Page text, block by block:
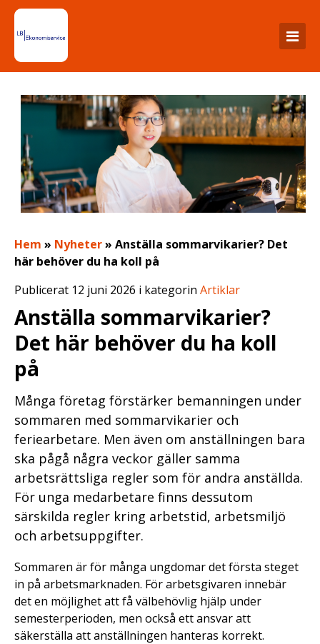
Hem » Nyheter» Anställa sommarvikarier? Det
här behöver du ha koll på
Publicerat 12 juni 2026 i kategorin Artiklar
Anställa sommarvikarier?
Det här behöver du ha koll
på
Många företag förstärker bemanningen under
sommaren med sommarvikarier och
feriearbetare. Men även om anställningen bara
ska pågå några veckor gäller samma
arbetsrättsliga regler som för andra anställda.
För unga medarbetare finns dessutom
särskilda regler kring arbetstid, arbetsmiljö
och arbetsuppgifter.
Sommaren är för många ungdomar det första steget
in på arbetsmarknaden. För arbetsgivaren innebär
det en möjlighet att få välbehövlig hjälp under
semesterperioden, men också ett ansvar att
säkerställa att anställningen hanteras korrekt.